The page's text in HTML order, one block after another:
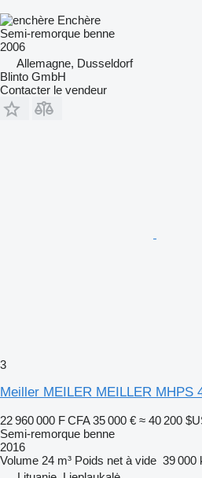
Enchère
Semi-remorque benne
2006
Allemagne, Dusseldorf
Blinto GmbH
Contacter le vendeur
3
Meiller MEILER MEILLER MHPS
22 960 000 F CFA 35 000 € ≈ 40 200
Semi-remorque benne
2016
Volume 24 m³ Poids net à vide 39 000